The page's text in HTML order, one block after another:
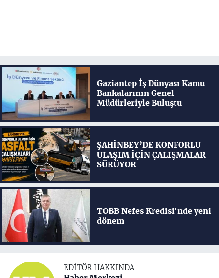
Gaziantep İş Dünyası Kamu
Bankalarının Genel
Müdürleriyle Buluştu
ŞAHİNBEY’DE KONFORLU
ULAŞIM İÇİN ÇALIŞMALAR
SÜRÜYOR
TOBB Nefes Kredisi'nde yeni
dönem
EDITÖR HAKKINDA